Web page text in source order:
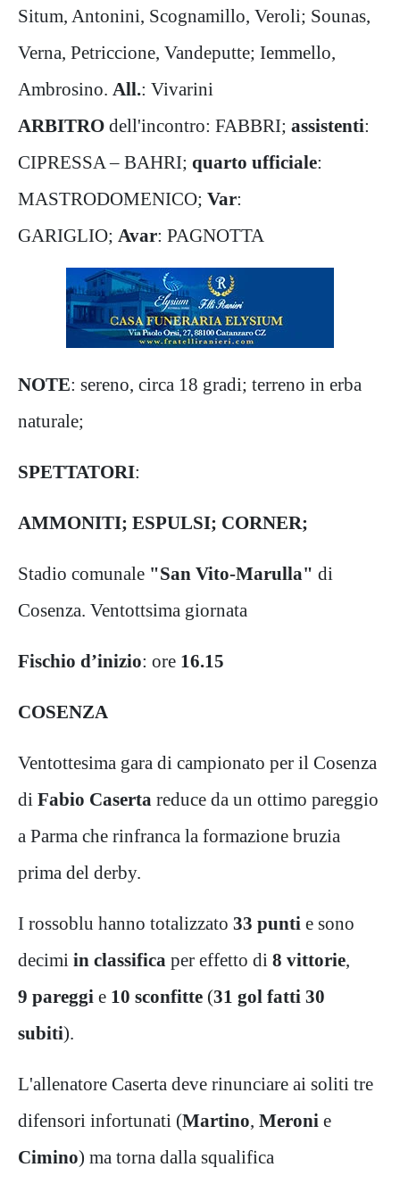
Situm, Antonini, Scognamillo, Veroli; Sounas,
Verna, Petriccione, Vandeputte; Iemmello,
Ambrosino. All.: Vivarini
ARBITRO dell'incontro: FABBRI; assistenti:
CIPRESSA – BAHRI; quarto ufficiale:
MASTRODOMENICO; Var:
GARIGLIO; Avar: PAGNOTTA
NOTE: sereno, circa 18 gradi; terreno in erba
naturale;
SPETTATORI:
AMMONITI; ESPULSI; CORNER;
Stadio comunale "San Vito-Marulla" di
Cosenza. Ventottsima giornata
Fischio d’inizio: ore 16.15
COSENZA
Ventottesima gara di campionato per il Cosenza
di Fabio Caserta reduce da un ottimo pareggio
a Parma che rinfranca la formazione bruzia
prima del derby.
I rossoblu hanno totalizzato 33 punti e sono
decimi in classifica per effetto di 8 vittorie,
9 pareggi e 10 sconfitte (31 gol fatti 30
subiti).
L'allenatore Caserta deve rinunciare ai soliti tre
difensori infortunati (Martino, Meroni e
Cimino) ma torna dalla squalifica